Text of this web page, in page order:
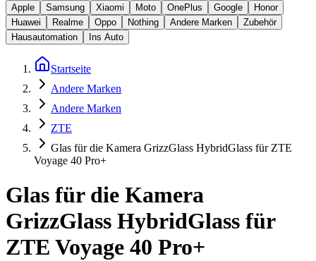
Apple Samsung Xiaomi Moto OnePlus Google
Honor
Huawei
Realme Oppo Nothing Andere Marken
Zubehör
Hausautomation
Ins Auto
Startseite
Andere Marken
Andere Marken
ZTE
Glas für die Kamera GrizzGlass HybridGlass für ZTE
Voyage 40 Pro+
Glas für die Kamera
GrizzGlass HybridGlass für
ZTE Voyage 40 Pro+